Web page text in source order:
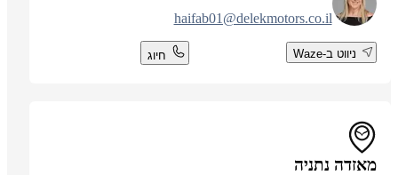
haifab01@delekmotors.co.il
ניווט ב-Waze חיוג
מאזדה נתניה